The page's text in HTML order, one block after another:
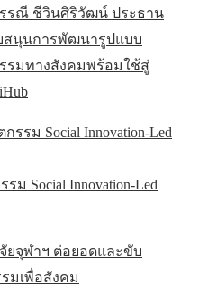
รรณี ชีวินศิริวัฒน์ ประธาน
สนุนการพัฒนารูปแบบ
รมทางสังคมพร้อมใช้สู่
ม Social Innovation-Led